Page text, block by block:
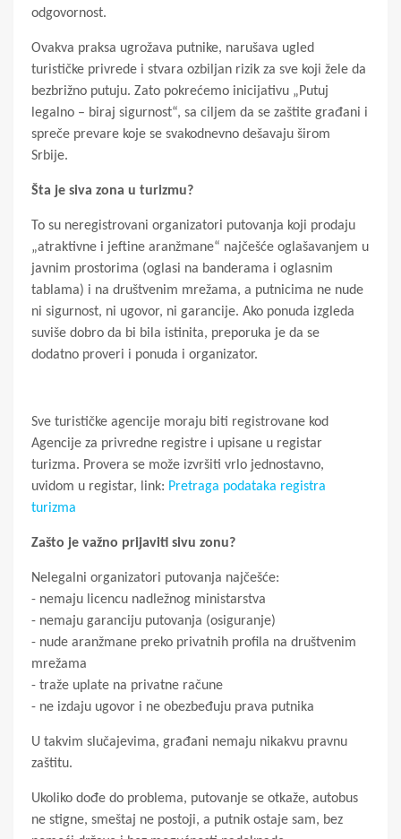
odgovornost.
Ovakva praksa ugrožava putnike, narušava ugled
turističke privrede i stvara ozbiljan rizik za sve koji žele da
bezbrižno putuju. Zato pokrećemo inicijativu „Putuj
legalno – biraj sigurnost“, sa ciljem da se zaštite građani i
spreče prevare koje se svakodnevno dešavaju širom
Srbije.
Šta je siva zona u turizmu?
To su neregistrovani organizatori putovanja koji prodaju
„atraktivne i jeftine aranžmane“ najčešće oglašavanjem u
javnim prostorima (oglasi na banderama i oglasnim
tablama) i na društvenim mrežama, a putnicima ne nude
ni sigurnost, ni ugovor, ni garancije. Ako ponuda izgleda
suviše dobro da bi bila istinita, preporuka je da se
dodatno proveri i ponuda i organizator.
Sve turističke agencije moraju biti registrovane kod
Agencije za privredne registre i upisane u registar
turizma. Provera se može izvršiti vrlo jednostavno,
uvidom u registar, link: Pretraga podataka registra
turizma
Zašto je važno prijaviti sivu zonu?
Nelegalni organizatori putovanja najčešće:
- nemaju licencu nadležnog ministarstva
- nemaju garanciju putovanja (osiguranje)
- nude aranžmane preko privatnih profila na društvenim
mrežama
- traže uplate na privatne račune
- ne izdaju ugovor i ne obezbeđuju prava putnika
U takvim slučajevima, građani nemaju nikakvu pravnu
zaštitu.
Ukoliko dođe do problema, putovanje se otkaže, autobus
ne stigne, smeštaj ne postoji, a putnik ostaje sam, bez